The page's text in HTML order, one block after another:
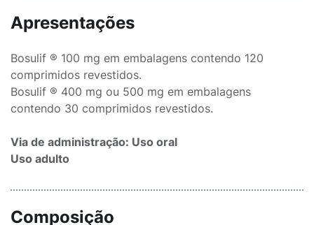
Apresentações
Bosulif ® 100 mg em embalagens contendo 120
comprimidos revestidos.
Bosulif ® 400 mg ou 500 mg em embalagens
contendo 30 comprimidos revestidos.
Via de administração: Uso oral
Uso adulto
Composição